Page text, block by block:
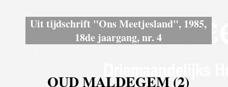
Uit tijdschrift "Ons Meetjesland", 1985,
18de jaargang, nr. 4
OUD MALDEGEM (2)